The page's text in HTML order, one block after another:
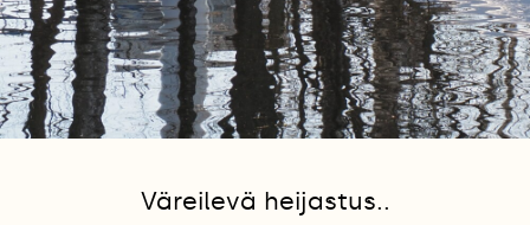
Väreilevä heijastus..